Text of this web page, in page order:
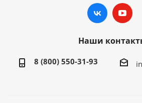
Наши
8 (800) 550-31-93